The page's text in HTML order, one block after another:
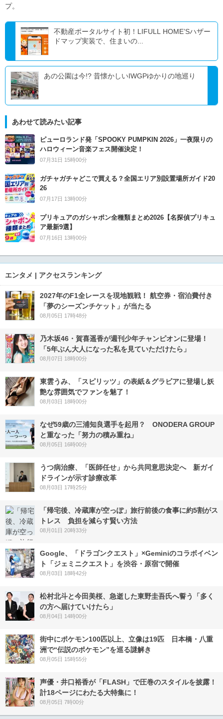
プ。
不動産ポータルサイト初！LIFULL HOME’Sハザー
ドマップ実装で、住まいの...
あの公園は今!? 昔懐かしいIWGPゆかりの地巡り
あわせて読みたい記事
ピューロランド発「SPOOKY PUMPKIN 2026」一夜限りの
ハロウィーン音楽フェス開催決定！
07月31日 15時00分
ガチャガチャどこで買える？全国エリア別設置場所ガイド20
26
07月17日 13時00分
プリキュアのガシャポン全種類まとめ2026【名探偵プリキュ
ア最新9選】
07月16日 13時00分
エンタメ | アクセスランキング
2027年のF1全レースを現地観戦！ 航空券・宿泊費付き
「夢のシーズンチケット」が当たる
08月05日 17時48分
乃木坂46・賀喜遥香が週刊少年チャンピオンに登場！
「5年ぶん大人になった私を見ていただけたら」
08月07日 18時00分
東雲うみ、「スピリッツ」の表紙＆グラビアに登場し妖
艶な雰囲気でファンを魅了！
08月03日 18時00分
なぜ59歳の三浦知良選手を起用？ ONODERA GROUP
と重なった「努力の積み重ね」
08月05日 16時00分
うつ病治療、「医師任せ」から共同意思決定へ 新ガイ
ドラインが示す診療改革
08月03日 17時25分
「帰宅後、冷蔵庫が空っぽ」旅行前後の食事に約5割がス
トレス 負担を減らす賢い方法
08月01日 20時33分
Google、「ドラゴンクエスト」×Geminiのコラボイベン
ト「ジェミニクエスト」を渋谷・原宿で開催
08月03日 18時42分
松村北斗と今田美桜、急逝した東野圭吾氏へ誓う「多く
の方へ届けていけたら」
08月04日 14時00分
街中にポケモン100匹以上、立像は19匹 日本橋・八重
洲で“伝説のポケモン”を巡る謎解き
08月05日 15時55分
声優・井口裕香が「FLASH」で圧巻のスタイルを披露！
計18ページにわたる大特集に！
08月05日 7時00分